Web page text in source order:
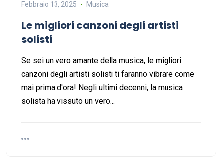
Febbraio 13, 2025 Musica
Le migliori canzoni degli artisti
solisti
Se sei un vero amante della musica, le migliori
canzoni degli artisti solisti ti faranno vibrare come
mai prima d'ora! Negli ultimi decenni, la musica
solista ha vissuto un vero…